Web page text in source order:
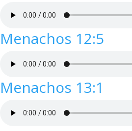
Menachos 12:5
Menachos 13:1